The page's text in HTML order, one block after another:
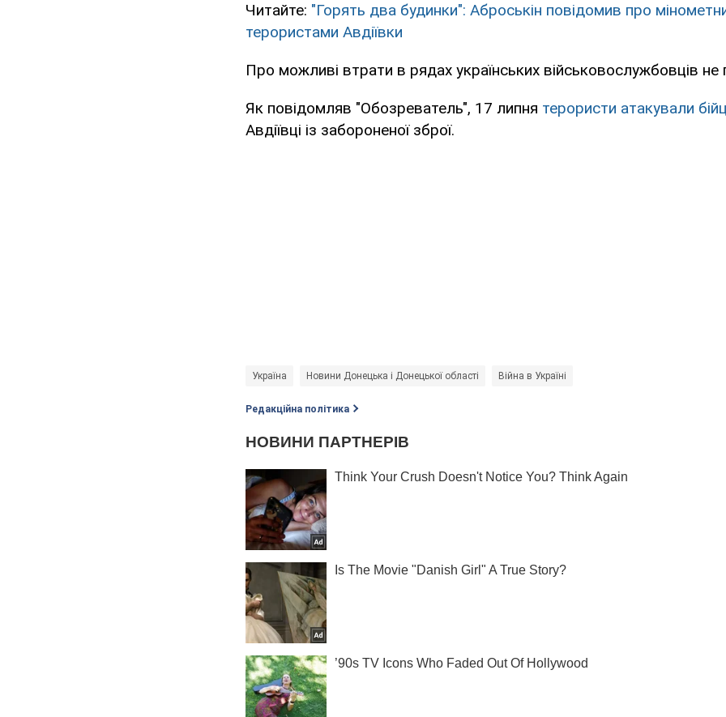
Читайте: "Горять два будинки": Аброськін повідомив про
терористами Авдіївки
Про можливі втрати в рядах українських військовослужбовців не
Як повідомляв "Обозреватель", 17 липня терористи атакували
Авдіївці із забороненої зброї.
Україна Новини Донецька і Донецької області Війна в Україні
Редакційна політика